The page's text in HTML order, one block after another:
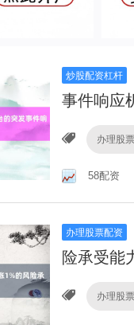
炒股配资杠杆
事件响应
办理股
58配资
办理股票配资
险承受能
办理股